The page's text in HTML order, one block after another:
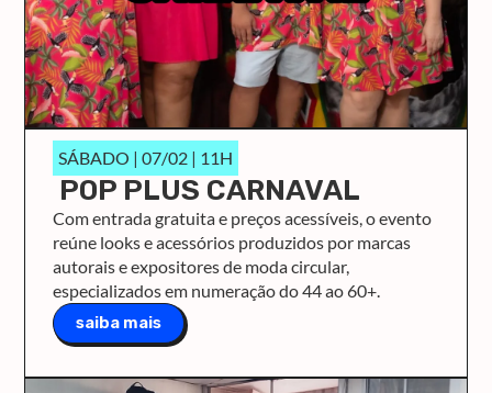
SÁBADO | 07/02 | 11H
POP PLUS CARNAVAL
Com entrada gratuita e preços acessíveis, o evento
reúne looks e acessórios produzidos por marcas
autorais e expositores de moda circular,
especializados em numeração do 44 ao 60+.
saiba mais